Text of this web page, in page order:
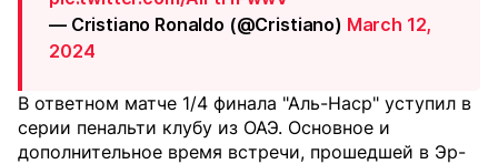
— Cristiano Ronaldo (@Cristiano) March 12,
2024
В ответном матче 1/4 финала "Аль-Наср" уступил в
серии пенальти клубу из ОАЭ. Основное и
дополнительное время встречи, прошедшей в Эр-